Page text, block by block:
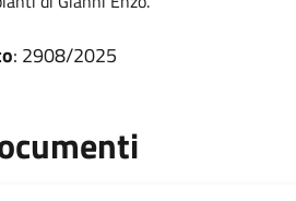
: 2908/2025